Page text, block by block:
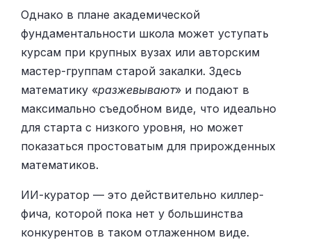
Однако в плане академической
фундаментальности школа может уступать
курсам при крупных вузах или авторским
мастер-группам старой закалки. Здесь
математику «разжевывают» и подают в
максимально съедобном виде, что идеально
для старта с низкого уровня, но может
показаться простоватым для прирожденных
математиков.
ИИ-куратор — это действительно киллер-
фича, которой пока нет у большинства
конкурентов в таком отлаженном виде.